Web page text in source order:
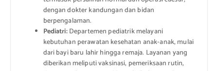
dengan dokter kandungan dan bidan
berpengalaman.
Pediatri:Departemen pediatrik melayani
kebutuhan perawatan kesehatan anak-anak, mulai
dari bayi baru lahir hingga remaja. Layanan yang
diberikan meliputi vaksinasi, pemeriksaan rutin,